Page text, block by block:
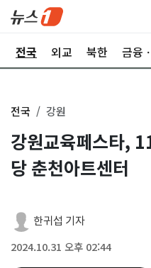
전국 외교 북한 금융
전국 강원
강원교육페스타,
당 춘천아트센터
한귀섭 기자
2024.10.31 오후 02:44